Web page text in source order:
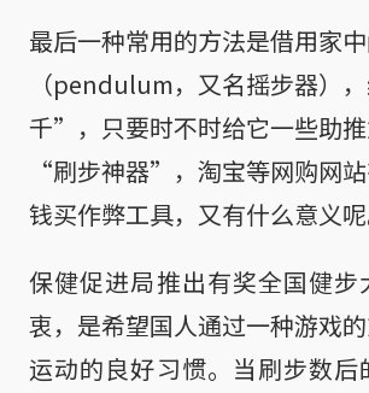
最后一种常用的方法是借用家
（pendulum，又名摇步器）
千”，只要时不时给它一些助
“刷步神器”，淘宝等网购网
钱买作弊工具，又有什么意义呢
保健促进局推出有奖全国健步
衷，是希望国人通过一种游戏
运动的良好习惯。当刷步数后